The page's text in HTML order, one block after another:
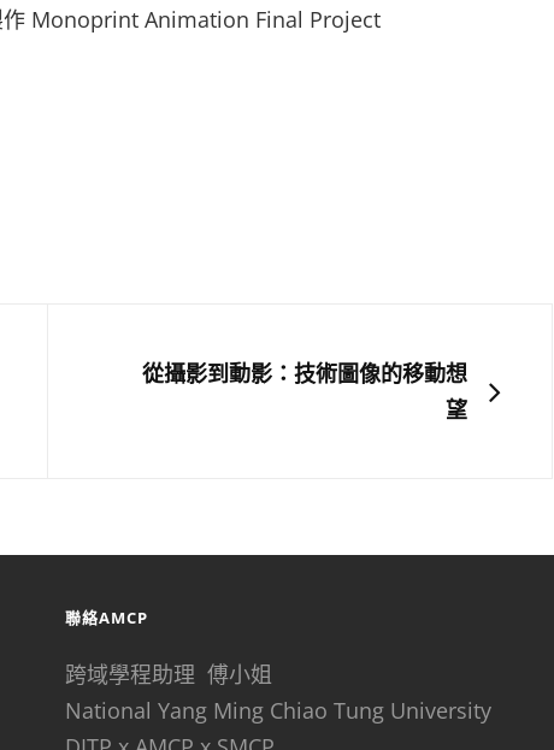
Monoprint Animation Final Project
NEXT
從攝影到動影：技術圖像的移動想
望
聯絡AMCP
跨域學程助理 傅小姐
National Yang Ming Chiao Tung University